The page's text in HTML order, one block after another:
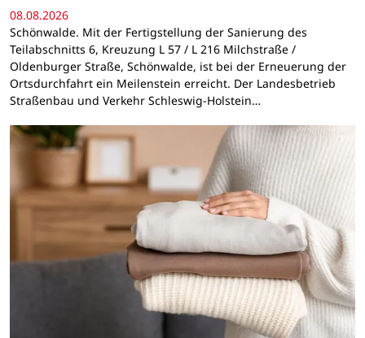
08.08.2026
Schönwalde. Mit der Fertigstellung der Sanierung des
Teilabschnitts 6, Kreuzung L 57 / L 216 Milchstraße /
Oldenburger Straße, Schönwalde, ist bei der Erneuerung der
Ortsdurchfahrt ein Meilenstein erreicht. Der Landesbetrieb
Straßenbau und Verkehr Schleswig-Holstein…